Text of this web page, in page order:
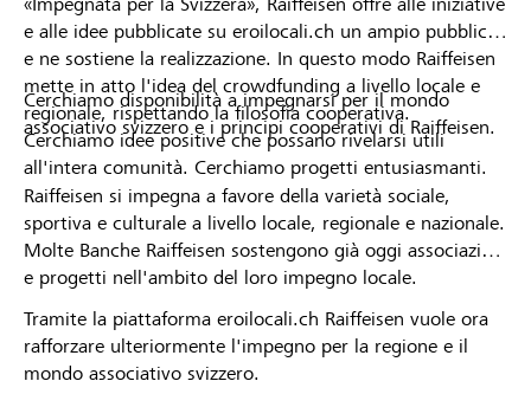
e alle idee pubblicate su eroilocali.ch un ampio pubblico
e ne sostiene la realizzazione. In questo modo Raiffeisen
mette in atto l'idea del crowdfunding a livello locale e
regionale, rispettando la filosofia cooperativa.
Cerchiamo idee positive che possano rivelarsi utili
all'intera comunità. Cerchiamo progetti entusiasmanti.
Cerchiamo disponibilità a impegnarsi per il mondo
associativo svizzero e i principi cooperativi di Raiffeisen.
Raiffeisen si impegna a favore della varietà sociale,
sportiva e culturale a livello locale, regionale e nazionale.
Molte Banche Raiffeisen sostengono già oggi associazioni
e progetti nell'ambito del loro impegno locale.
Tramite la piattaforma eroilocali.ch Raiffeisen vuole ora
rafforzare ulteriormente l'impegno per la regione e il
mondo associativo svizzero.